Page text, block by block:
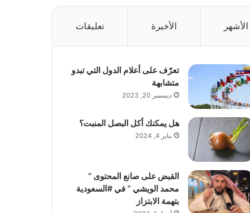
الأشهر الأخيرة تعليقات
تعرّف على أعلام الدول التي تبدو
متشابهة
ديسمبر 20, 2023
هل يمكنك أكل البصل المنبت؟
يناير 4, 2024
القبض على صانع المحتوى ”
محمد الويشي ” في #السعودية
بتهمة الابتزاز